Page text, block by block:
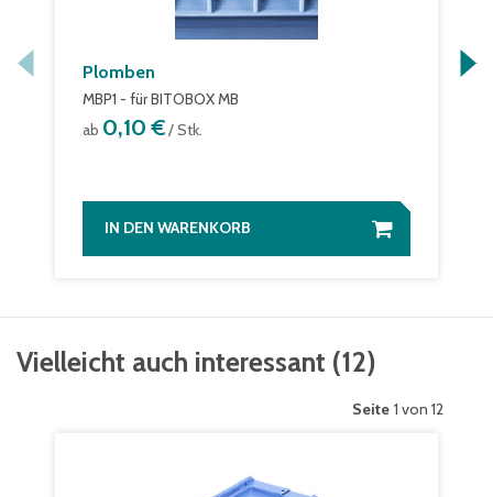
Plomben
MBP1 - für BITOBOX MB
ab 0,10 €/ Stk.
IN DEN WARENKORB
Vielleicht auch interessant (12)
Seite 1 von 12